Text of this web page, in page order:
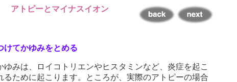
アトピーとマイナスイオン
けてかゆみをとめる
みは、ロイコトリエンやヒスタミンなど、炎症を起こ
るために起こります。ところが、実際のアトピーの場合